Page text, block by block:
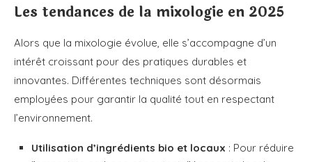
Les tendances de la mixologie en 2025
Alors que la mixologie évolue, elle s’accompagne d’un
intérêt croissant pour des pratiques durables et
innovantes. Différentes techniques sont désormais
employées pour garantir la qualité tout en respectant
l’environnement.
Utilisation d’ingrédients bio et locaux : Pour réduire